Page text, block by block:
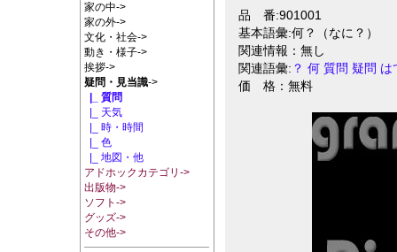
家の中->
家の外->
文化・社会->
動き・様子->
挨拶->
疑問・見当識->
|_ 質問
|_ 天気
|_ 時・時間
|_ 色
|_ 地図・他
アドホックカテゴリ->
出版物->
ソフト->
グッズ->
その他->
品 番:901001
基本語彙:何？（なに？）
関連情報：無し
関連語彙: ？ 何 質問 疑問 は
価 格：無料